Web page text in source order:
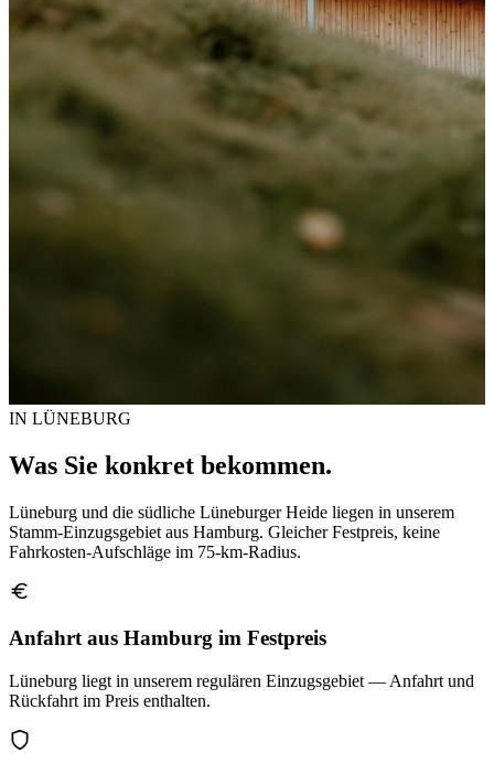
IN LÜNEBURG
Was Sie konkret bekommen.
Lüneburg und die südliche Lüneburger Heide liegen in unserem
Stamm-Einzugsgebiet aus Hamburg. Gleicher Festpreis, keine
Fahrkosten-Aufschläge im 75-km-Radius.
Anfahrt aus Hamburg im Festpreis
Lüneburg liegt in unserem regulären Einzugsgebiet — Anfahrt und
Rückfahrt im Preis enthalten.